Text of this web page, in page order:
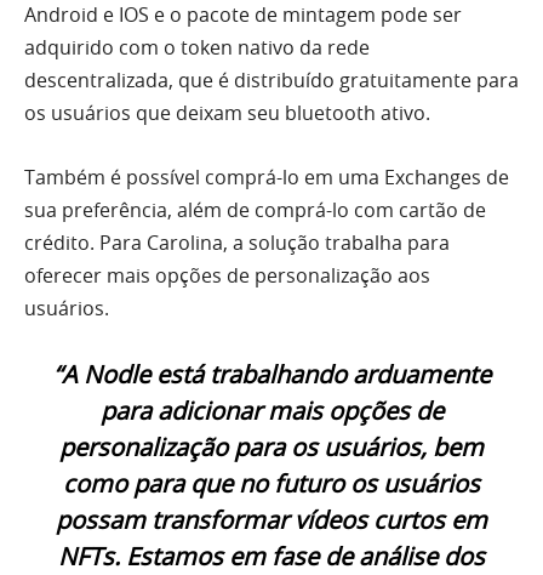
Android e IOS e o pacote de mintagem pode ser
adquirido com o token nativo da rede
descentralizada, que é distribuído gratuitamente para
os usuários que deixam seu bluetooth ativo.
Também é possível comprá-lo em uma Exchanges de
sua preferência, além de comprá-lo com cartão de
crédito. Para Carolina, a solução trabalha para
oferecer mais opções de personalização aos
usuários.
“A Nodle está trabalhando arduamente
para adicionar mais opções de
personalização para os usuários, bem
como para que no futuro os usuários
possam transformar vídeos curtos em
NFTs. Estamos em fase de análise dos